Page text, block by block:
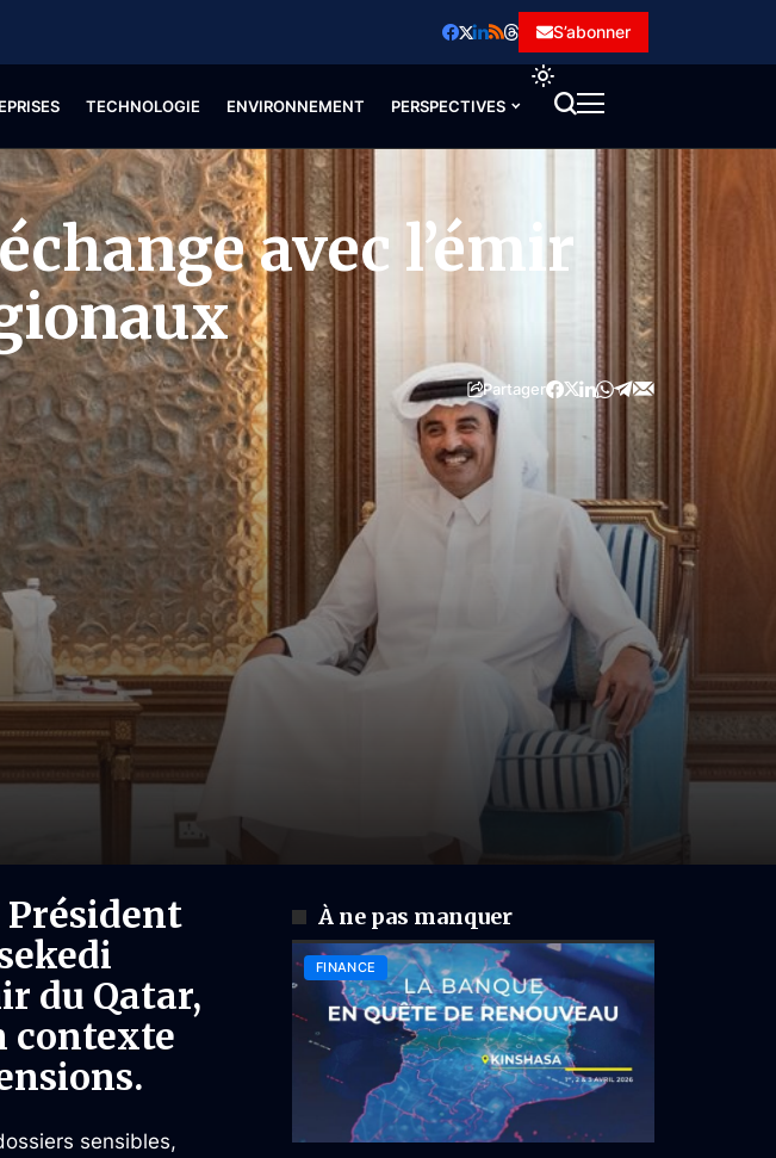
S’abonner
TECHNOLOGIE ENVIRONNEMENT PERSPECTIVES
avec l’émir
Partager
Président
du Qatar,
contexte
sensibles,
À ne pas manquer
FINANCE